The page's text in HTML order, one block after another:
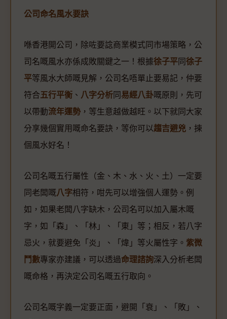
公司命名風水要訣
喺香港開公司，除咗要諗商業模式同市場策略，公
司名嘅風水亦係成敗關鍵之一！根據徐子平 同 徐子
平等風水大師嘅見解，公司名唔單止要易記，仲要
符合五行平衡 、 八字分析 同 易經八卦嘅原則，先可
以帶動流年運勢 ，等生意越做越旺。以下就同大家
分享幾個實用嘅命名要訣，等你可以趨吉避兇 ，揀
個風水好名！
公司名嘅五行屬性（金、木、水、火、土）一定要
同老闆嘅八字相符，咁先可以增強個人運勢。例
如，如果老闆八字缺木，公司名可以加入屬木嘅
字，如「森」、「林」、「東」等；相反，若八字
忌火，就要避免「炎」、「煒」等火屬性字。 紫微
鬥數專家亦建議，可以透過命理諮詢深入分析老闆
嘅命格，再決定公司名嘅五行取向。
公司名嘅字義一定要正面，避開「衰」、「敗」、